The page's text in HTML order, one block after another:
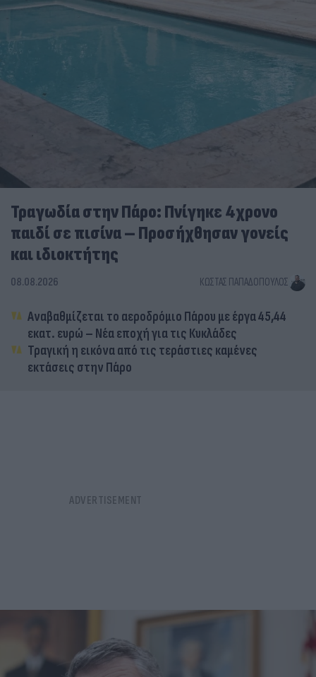
Τραγωδία στην Πάρο: Πνίγηκε 4χρονο
παιδί σε πισίνα – Προσήχθησαν γονείς
και ιδιοκτήτης
08.08.2026 ΚΏΣΤΑΣ ΠΑΠΑΔΌΠΟΥΛΟΣ
Αναβαθμίζεται το αεροδρόμιο Πάρου με έργα 45,44
εκατ. ευρώ – Νέα εποχή για τις Κυκλάδες
Τραγική η εικόνα από τις τεράστιες καμένες
εκτάσεις στην Πάρο